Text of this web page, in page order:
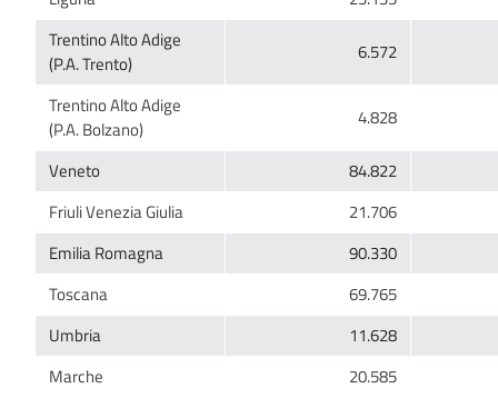
Trentino Alto Adige
Trentino Alto Adige